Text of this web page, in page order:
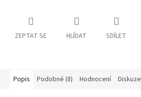
ZEPTAT SE HLÍDAT SDÍLET
Popis Podobné (8) Hodnocení Diskuze